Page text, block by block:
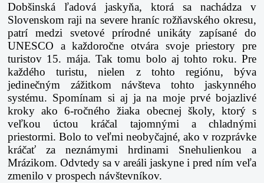
Dobšinská ľadová jaskyňa, ktorá sa nachádza v
Slovenskom raji na severe hraníc rožňavského okresu,
patrí medzi svetové prírodné unikáty zapísané do
UNESCO a každoročne otvára svoje priestory pre
turistov 15. mája. Tak tomu bolo aj tohto roku. Pre
každého turistu, nielen z tohto regiónu, býva
jedinečným zážitkom návšteva tohto jaskynného
systému. Spomínam si aj ja na moje prvé bojazlivé
kroky ako 6-ročného žiaka obecnej školy, ktorý s
veľkou úctou kráčal tajomnými a chladnými
priestormi. Bolo to veľmi neobyčajné, ako v rozprávke
kráčať za neznámymi hrdinami Snehulienkou a
Mrázikom. Odvtedy sa v areáli jaskyne i pred ním veľa
zmenilo v prospech návštevníkov.